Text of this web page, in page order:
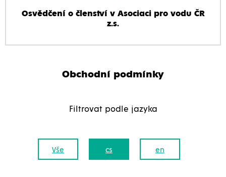
Osvědčení o členství v Asociaci pro vodu ČR
z.s.
Obchodní podmínky
Filtrovat podle jazyka
Vše cs en